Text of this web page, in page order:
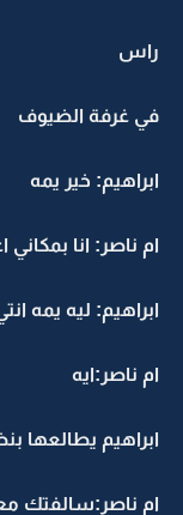
راس
في غرفة الضيوف
ابراهيم: خير يمه
ام ناصر: انا
ابراهيم: ليه يمه
ام ناصر:ايه
ابراهيم يطالعها
ام ناصر:سالفتك